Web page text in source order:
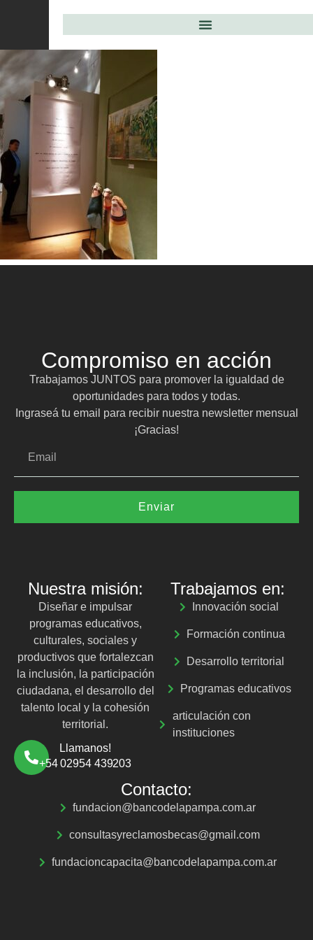
Compromiso en acción
Trabajamos JUNTOS para promover la igualdad de
oportunidades para todos y todas.
Ingraseá tu email para recibir nuestra newsletter mensual
¡Gracias!
Enviar
Nuestra misión:
Diseñar e impulsar
programas educativos,
culturales, sociales y
productivos que fortalezcan
la inclusión, la participación
ciudadana, el desarrollo del
talento local y la cohesión
territorial.
Llamanos!
+54 02954 439203
Trabajamos en:
Innovación social
Formación continua
Desarrollo territorial
Programas educativos
articulación con
instituciones
Contacto:
fundacion@bancodelapampa.com.ar
consultasyreclamosbecas@gmail.com
fundacioncapacita@bancodelapampa.com.ar